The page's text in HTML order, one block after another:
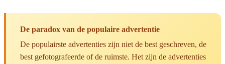
De paradox van de populaire advertentie
De populairste advertenties zijn niet de best geschreven, de
best gefotografeerde of de ruimste. Het zijn de advertenties